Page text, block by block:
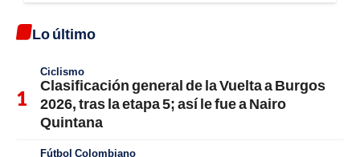
Lo último
Ciclismo
Clasificación general de la Vuelta a Burgos
2026, tras la etapa 5; así le fue a Nairo
Quintana
Fútbol Colombiano